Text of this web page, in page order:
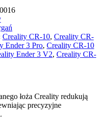
Creality CR-10, Creality CR-
Ender 3 Pro, Creality CR-10
Ender 3 V2, Creality CR-
łoża Creality redukują
precyzyjne